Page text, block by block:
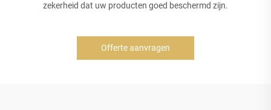
zekerheid dat uw producten goed beschermd zijn.
Offerte aanvragen